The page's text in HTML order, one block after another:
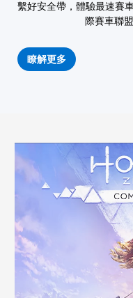
繫好安全帶，體驗最速賽
際賽車聯
瞭解更多